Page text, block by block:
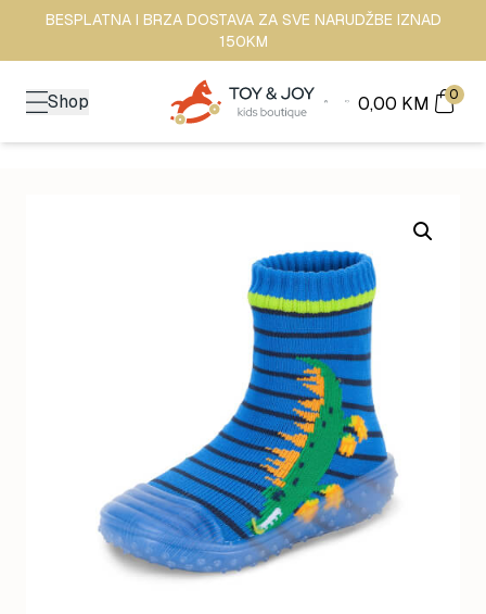
BESPLATNA I BRZA DOSTAVA ZA SVE NARUDŽBE IZNAD
150KM
Shop 0,00 KM 0